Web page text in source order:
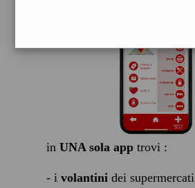
in UNA sola apptrovi :
- i volantinidei supermercati